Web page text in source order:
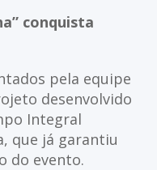
conquista
pela equipe
desenvolvido
Integral
que já garantiu
do evento.